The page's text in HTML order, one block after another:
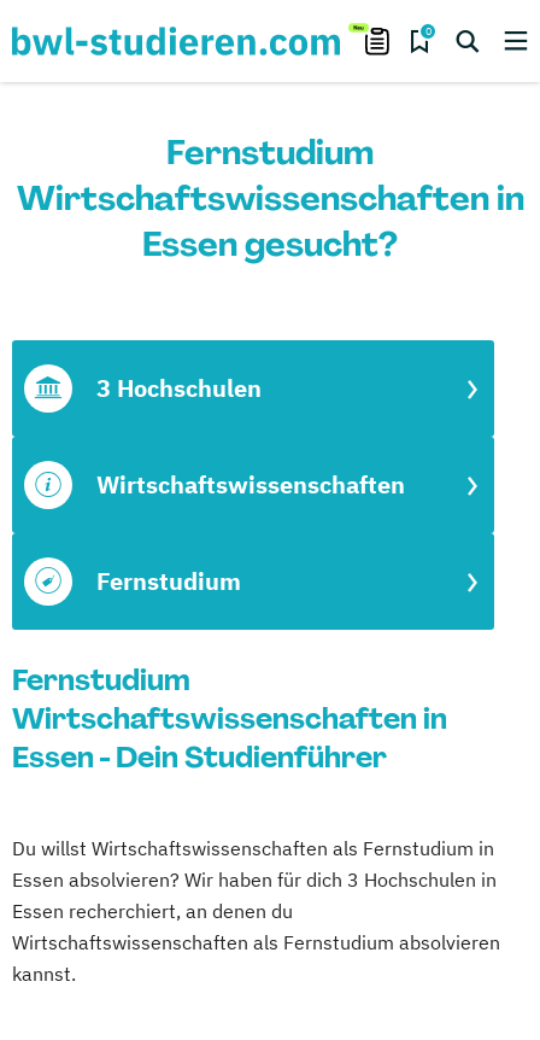
0
Fernstudium
Wirtschaftswissenschaften in
Essen gesucht?
Fernstudium
Wirtschaftswissenschaften
3 Hochschulen
Fernstudium
Wirtschaftswissenschaften in
Essen - Dein Studienführer
Du willst Wirtschaftswissenschaften als Fernstudium in
Essen absolvieren? Wir haben für dich 3 Hochschulen in
Essen recherchiert, an denen du
Wirtschaftswissenschaften als Fernstudium absolvieren
kannst.